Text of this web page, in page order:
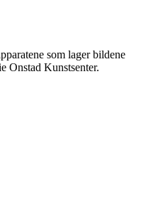
som lager bildene
Onstad Kunstsenter.